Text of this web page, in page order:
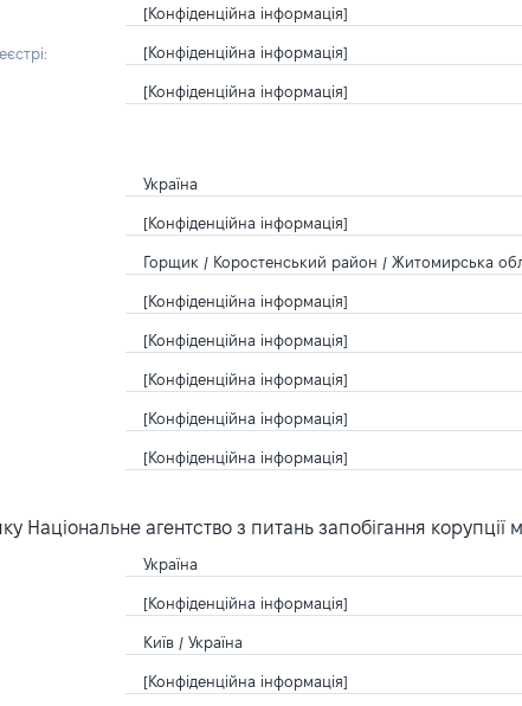
[Конфіденційна інформація]
[Конфіденційна інформація]
[Конфіденційна інформація]
Україна
[Конфіденційна інформація]
Горщик / Коростенський район / Житомирська
[Конфіденційна інформація]
[Конфіденційна інформація]
[Конфіденційна інформація]
[Конфіденційна інформація]
[Конфіденційна інформація]
агентство з питань запобігання
Україна
[Конфіденційна інформація]
Київ / Україна
[Конфіденційна інформація]